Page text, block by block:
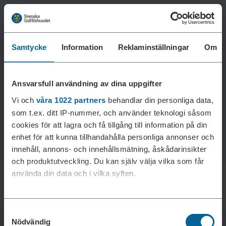
Samtycke Information Reklaminställningar Om
Ansvarsfull användning av dina uppgifter
Vi och våra 1022 partners behandlar din personliga data,
som t.ex. ditt IP-nummer, och använder teknologi såsom
cookies för att lagra och få tillgång till information på din
enhet för att kunna tillhandahålla personliga annonser och
innehåll, annons- och innehållsmätning, åskådarinsikter
och produktutveckling. Du kan själv välja vilka som får
använda din data och i vilka syften.
Med din tillåtelse skulle vi även vilja:
kan ha en noggrannhet på upp till flera meter
Nödvändig
Laddar reklam...